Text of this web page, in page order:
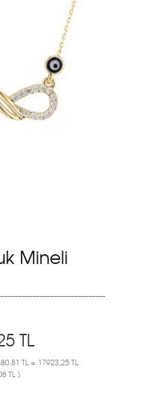
Mineli
TL
TL = 17923,25 TL
TL )